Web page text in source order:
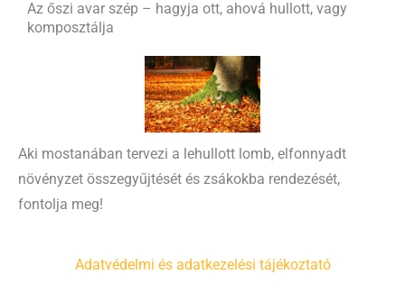
Az őszi avar szép – hagyja ott, ahová hullott, vagy
komposztálja
Aki mostanában tervezi a lehullott lomb, elfonnyadt
növényzet összegyűjtését és zsákokba rendezését,
fontolja meg!
Adatvédelmi és adatkezelési tájékoztató